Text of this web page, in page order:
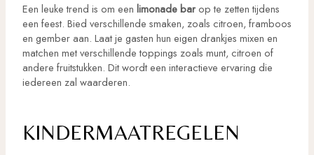
Een leuke trend is om een limonade barop te zetten tijdens
een feest. Bied verschillende smaken, zoals citroen, framboos
en gember aan. Laat je gasten hun eigen drankjes mixen en
matchen met verschillende toppings zoals munt, citroen of
andere fruitstukken. Dit wordt een interactieve ervaring die
iedereen zal waarderen.
KINDERMAATREGELEN